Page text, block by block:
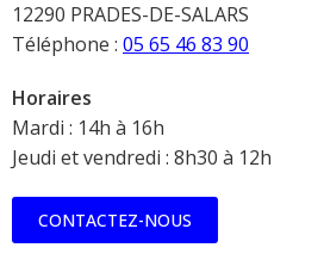
12290 PRADES-DE-SALARS
Téléphone : 05 65 46 83 90
Horaires
Mardi : 14h à 16h
Jeudi et vendredi : 8h30 à 12h
CONTACTEZ-NOUS